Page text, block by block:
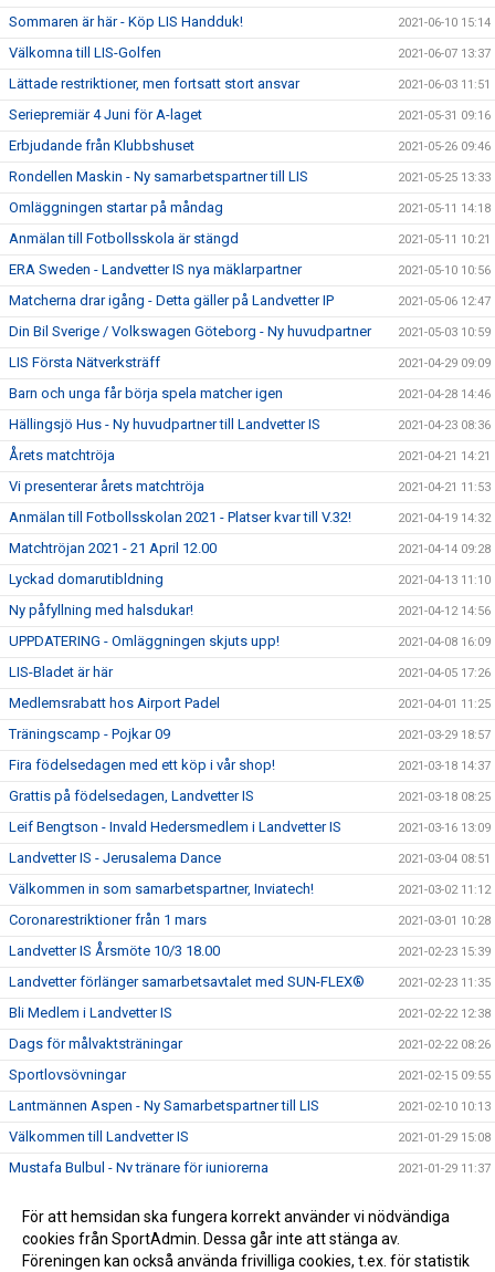
Sommaren är här - Köp LIS Handduk! 2021-06-10 15:14
Välkomna till LIS-Golfen 2021-06-07 13:37
Lättade restriktioner, men fortsatt stort ansvar 2021-06-03 11:51
Seriepremiär 4 Juni för A-laget 2021-05-31 09:16
Erbjudande från Klubbshuset 2021-05-26 09:46
Rondellen Maskin - Ny samarbetspartner till LIS 2021-05-25 13:33
Omläggningen startar på måndag 2021-05-11 14:18
Anmälan till Fotbollsskola är stängd 2021-05-11 10:21
ERA Sweden - Landvetter IS nya mäklarpartner 2021-05-10 10:56
Matcherna drar igång - Detta gäller på Landvetter IP 2021-05-06 12:47
Din Bil Sverige / Volkswagen Göteborg - Ny huvudpartner 2021-05-03 10:59
LIS Första Nätverksträff 2021-04-29 09:09
Barn och unga får börja spela matcher igen 2021-04-28 14:46
Hällingsjö Hus - Ny huvudpartner till Landvetter IS 2021-04-23 08:36
Årets matchtröja 2021-04-21 14:21
Vi presenterar årets matchtröja 2021-04-21 11:53
Anmälan till Fotbollsskolan 2021 - Platser kvar till V.32! 2021-04-19 14:32
Matchtröjan 2021 - 21 April 12.00 2021-04-14 09:28
Lyckad domarutibldning 2021-04-13 11:10
Ny påfyllning med halsdukar! 2021-04-12 14:56
UPPDATERING - Omläggningen skjuts upp! 2021-04-08 16:09
LIS-Bladet är här 2021-04-05 17:26
Medlemsrabatt hos Airport Padel 2021-04-01 11:25
Träningscamp - Pojkar 09 2021-03-29 18:57
Fira födelsedagen med ett köp i vår shop! 2021-03-18 14:37
Grattis på födelsedagen, Landvetter IS 2021-03-18 08:25
Leif Bengtson - Invald Hedersmedlem i Landvetter IS 2021-03-16 13:09
Landvetter IS - Jerusalema Dance 2021-03-04 08:51
Välkommen in som samarbetspartner, Inviatech! 2021-03-02 11:12
Coronarestriktioner från 1 mars 2021-03-01 10:28
Landvetter IS Årsmöte 10/3 18.00 2021-02-23 15:39
Landvetter förlänger samarbetsavtalet med SUN-FLEX® 2021-02-23 11:35
Bli Medlem i Landvetter IS 2021-02-22 12:38
Dags för målvaktsträningar 2021-02-22 08:26
Sportlovsövningar 2021-02-15 09:55
Lantmännen Aspen - Ny Samarbetspartner till LIS 2021-02-10 10:13
Välkommen till Landvetter IS 2021-01-29 15:08
Mustafa Bulbul - Ny tränare för juniorerna 2021-01-29 11:37
Landvetter IS välkomnar Hertzmans Kakel & Klinker in i
värmen
För att hemsidan ska fungera korrekt använder vi nödvändiga
cookies från SportAdmin. Dessa går inte att stänga av.
Föreningen kan också använda frivilliga cookies, t.ex. för statistik